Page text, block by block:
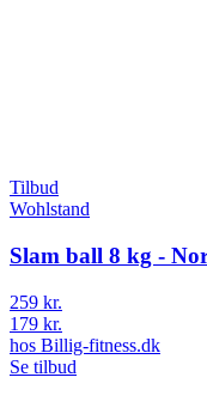
Tilbud
Wohlstand
Slam ball 8 kg -
259 kr.
179 kr.
hos Billig-fitness.dk
Se tilbud